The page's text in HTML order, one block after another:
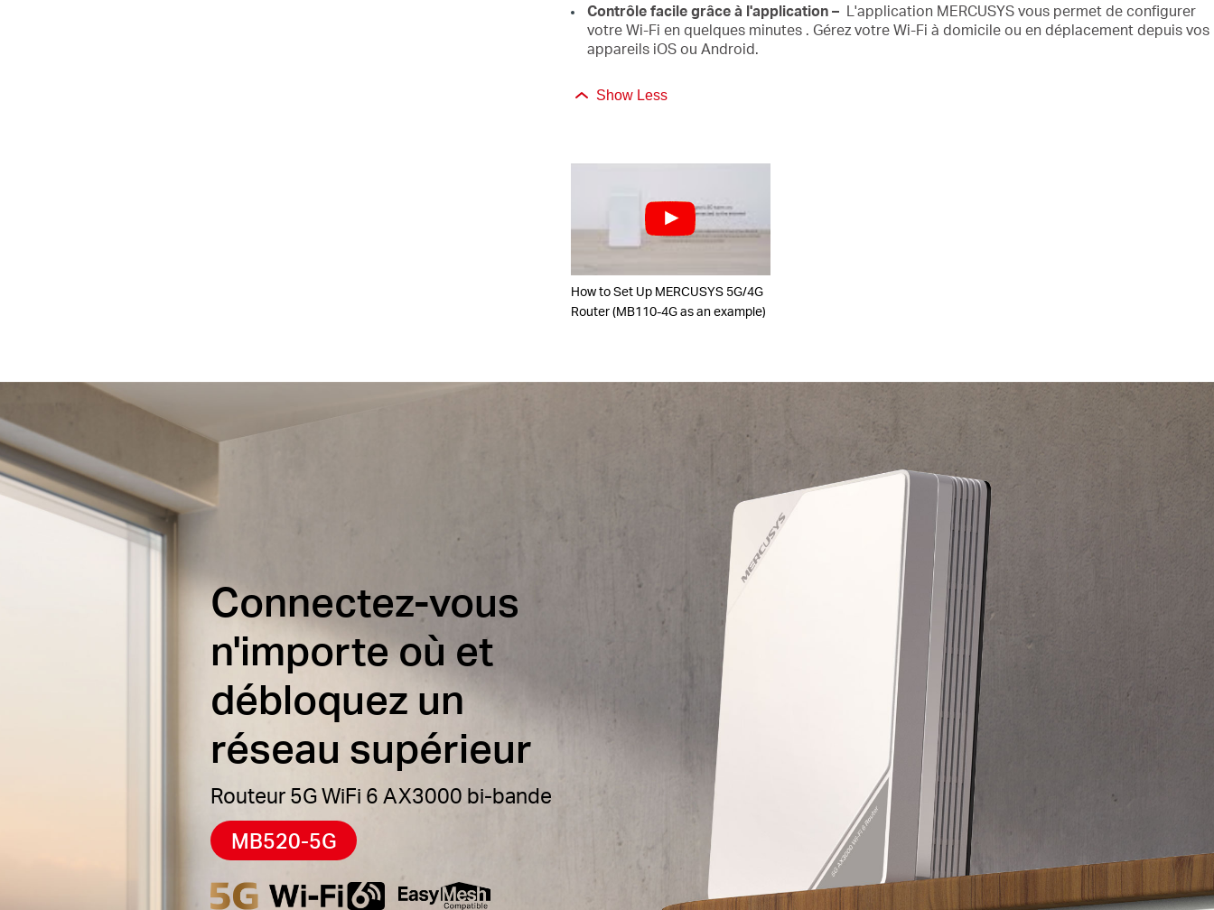
Contrôle facile grâce à l'application – L'application MERCUSYS vous permet de configurer
votre Wi-Fi en quelques minutes . Gérez votreWi-Fi à domicile ou en déplacement depuis vos
appareils iOS ou Android.
Show Less
How to Set Up MERCUSYS 5G/4G
Router (MB110-4G as an example)
Connectez-vous
n'importe où et
débloquez un
réseau supérieur
Routeur 5G WiFi 6 AX3000 bi-bande
MB520-5G